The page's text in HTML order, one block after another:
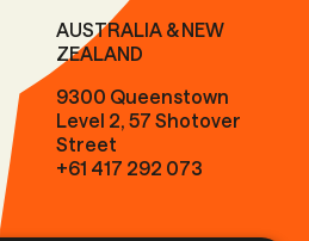
AUSTRALIA & NEW
ZEALAND
9300 Queenstown
Level 2, 57 Shotover
Street
+61 417 292 073